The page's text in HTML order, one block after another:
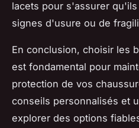
lacets pour s'assurer
signes d'usure ou de
En conclusion, choisir les
est fondamental pour
protection de vos
conseils personnalisés et
explorer des options